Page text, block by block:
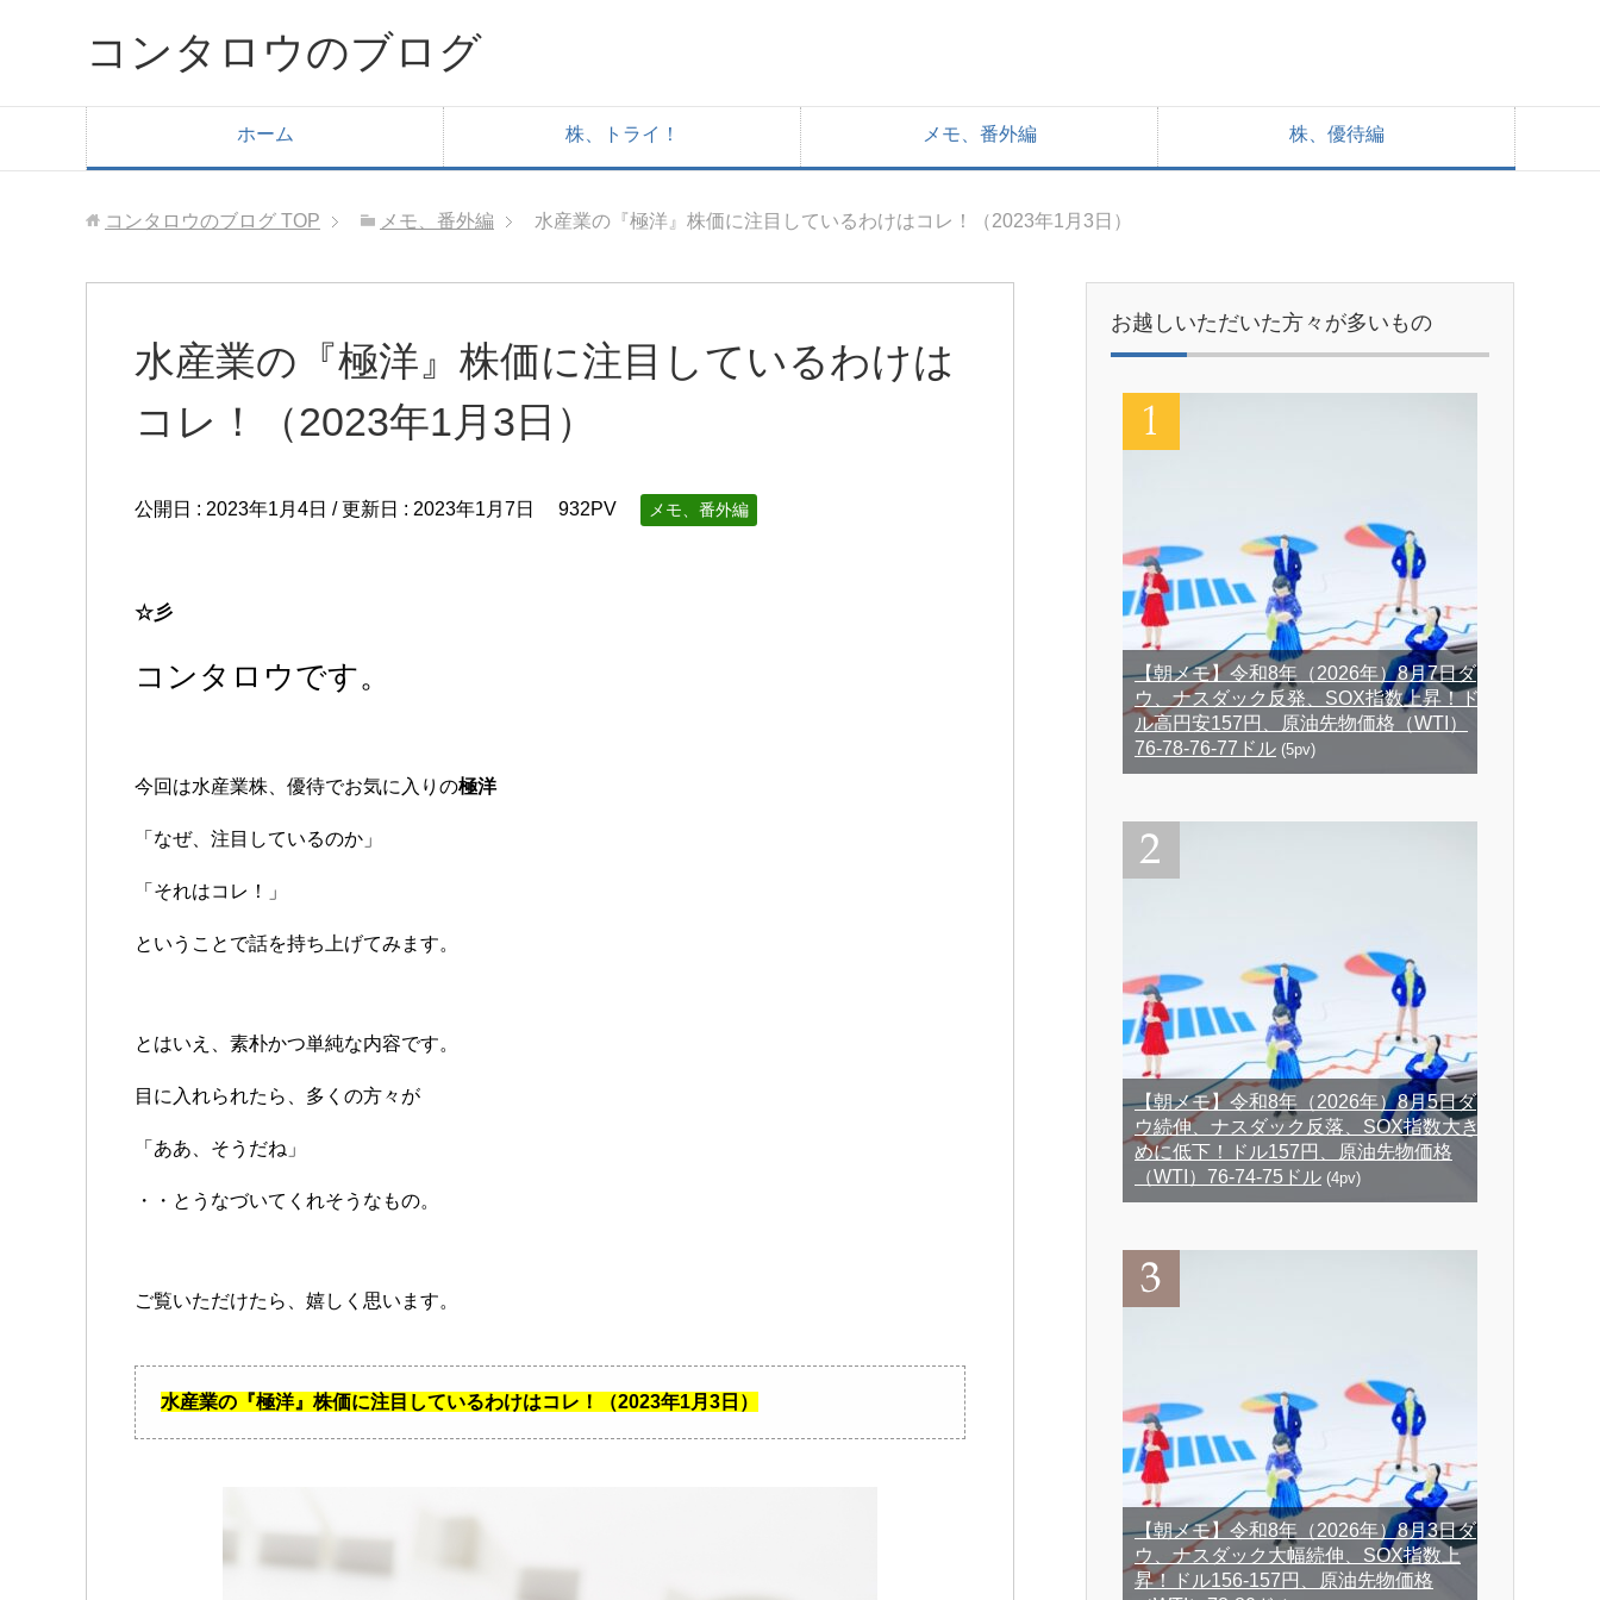
コンタロウのブログ
ホーム 株、トライ！ メモ、番外編 株、優待編
コンタロウのブログ TOP メモ、番外編 水産業の『極洋』株価に注目しているわけはコレ！（2023年1月3日）
水産業の『極洋』株価に注目しているわけは
コレ！（2023年1月3日）
公開日 : 2023年1月4日 / 更新日 : 2023年1月7日 932PV メモ、番外編
☆彡
コンタロウです。
今回は水産業株、優待でお気に入りの極洋
「なぜ、注目しているのか」
「それはコレ！」
ということで話を持ち上げてみます。
とはいえ、素朴かつ単純な内容です。
目に入れられたら、多くの方々が
「ああ、そうだね」
・・とうなづいてくれそうなもの。
ご覧いただけたら、嬉しく思います。
水産業の『極洋』株価に注目しているわけはコレ！（2023年1月3日）
お越しいただいた方々が多いもの
【朝メモ】令和8年（2026年）8月7日ダ
ウ、ナスダック反発、SOX指数上昇！ド
ル高円安157円、原油先物価格（WTI）
76-78-76-77ドル (5pv)
【朝メモ】令和8年（2026年）8月5日ダ
ウ続伸、ナスダック反落、SOX指数大き
めに低下！ドル157円、原油先物価格
（WTI）76-74-75ドル (4pv)
【朝メモ】令和8年（2026年）8月3日ダ
ウ、ナスダック大幅続伸、SOX指数上
昇！ドル156-157円、原油先物価格